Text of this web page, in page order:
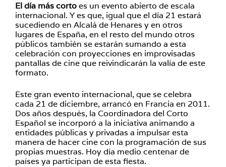
El día más cortoes un evento abierto de escala
internacional. Y es que, igual que el día 21 estará
sucediendo en Alcalá de Henares y en otros
lugares de España, en el resto del mundo otros
públicos también se estarán sumando a esta
celebración con proyecciones en improvisadas
pantallas de cine que reivindicarán la valía de este
formato.
Este gran evento internacional, que se celebra
cada 21 de diciembre, arrancó en Francia en 2011.
Dos años después, la Coordinadora del Corto
Español se incorporó a la iniciativa animando a
entidades públicas y privadas a impulsar esta
manera de hacer cine con la programación de sus
propias muestras. Hoy día medio centenar de
países ya participan de esta fiesta.